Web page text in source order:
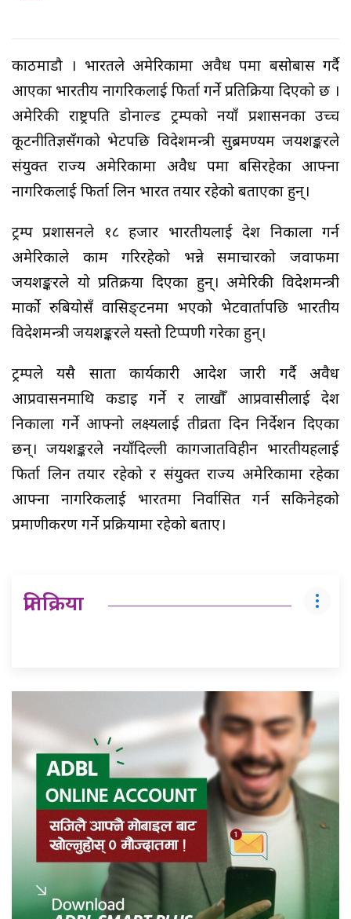
काठमाडौ । भारतले अमेरिकामा अवैध रूपमा बसोबास गर्दै
आएका भारतीय नागरिकलाई फिर्ता गर्ने प्रतिक्रिया दिएको छ ।
अमेरिकी राष्ट्रपति डोनाल्ड ट्रम्पको नयाँ प्रशासनका उच्च
कूटनीतिज्ञसँगको भेटपछि विदेशमन्त्री सुब्रमण्यम जयशङ्करले
संयुक्त राज्य अमेरिकामा अवैध रूपमा बसिरहेका आफ्ना
नागरिकलाई फिर्ता लिन भारत तयार रहेको बताएका हुन्।
ट्रम्प प्रशासनले १८ हजार भारतीयलाई देश निकाला गर्न
अमेरिकाले काम गरिरहेको भन्ने समाचारको जवाफमा
जयशङ्करले यो प्रतिक्रया दिएका हुन्। अमेरिकी विदेशमन्त्री
मार्को रुबियोसँ वासिङ्टनमा भएको भेटवार्तापछि भारतीय
विदेशमन्त्री जयशङ्करले यस्तो टिप्पणी गरेका हुन्।
ट्रम्पले यसै साता कार्यकारी आदेश जारी गर्दै अवैध
आप्रवासनमाथि कडाइ गर्ने र लाखौँ आप्रवासीलाई देश
निकाला गर्ने आफ्नो लक्ष्यलाई तीव्रता दिन निर्देशन दिएका
छन्। जयशङ्करले नयाँदिल्ली कागजातविहीन भारतीयहरूलाई
फिर्ता लिन तयार रहेको र संयुक्त राज्य अमेरिकामा रहेका
आफ्ना नागरिकलाई भारतमा निर्वासित गर्न सकिनेहरूको
प्रमाणीकरण गर्ने प्रक्रियामा रहेको बताए।
प्रतिक्रिया